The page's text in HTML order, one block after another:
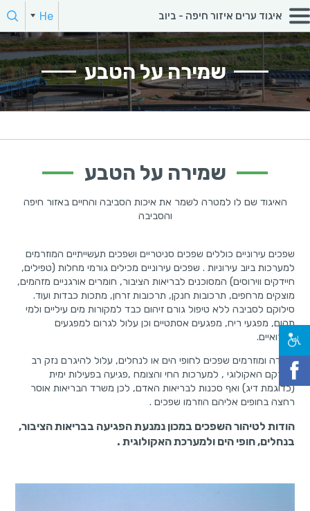
חפש:
הקלד מילת חיפוש
איגוד ערים איזור חיפה - ביוב
He
En
שמירה על הטבע
שמירה על הטבע
האיגוד שם לו למטרה לשמר את איכות הסביבה והחיים באזור חיפה
והסביבה
שפכים עירוניים כוללים שפכים סניטריים ושפכים תעשייתיים המוזרמים
למערכות ביוב עירוניות . שפכים עירוניים מכילים גורמי מחלות (טפילים,
חיידקים ווירוסים) המסוכנים לבריאות הציבור, חומרים אורגניים מזהמים,
מוצקים מרחפים, תרכובות חנקן, תרכובות זרחן, מתכות כבדות ועוד.
סילוקם לסביבה ללא טיפול גורם זיהום כבד למקורות מים עיליים ולמי
תהום, מפגעי ריח, מפגעים אסתטיים וכן עלול לגרום למפגעים
תברואיים.
במידה ומוזרמים שפכים לחופי הים או לנחלים, עלול להיגרם נזק רב
למרקם האקולוגי , למערכות החי והצומח ,פגיעה בפעילות ימית
(כדוגמת דיג) ואף סכנות לבריאות האדם, לכן משרד הבריאות אוסר
רחצה בחופים אליהם הוזרמו שפכים .
הודות לטיהור השפכים במכון נמנעת הפגיעה בבריאות הציבור,
בנחלים, חופי הים ולמערכת האקולוגית .